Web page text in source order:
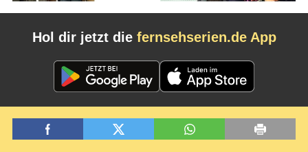
Hol dir jetzt die fernsehserien.de App